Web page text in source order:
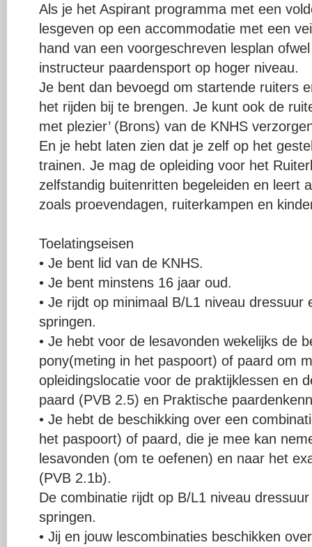
Als je het Aspirant programma met een
lesgeven op een accommodatie met een
hand van een voorgeschreven lesplan
instructeur paardensport op hoger niveau.
Je bent dan bevoegd om startende ruiters
het rijden bij te brengen. Je kunt ook de
met plezier’ (Brons) van de KNHS
En je hebt laten zien dat je zelf op het
trainen. Je mag de opleiding voor het
zelfstandig buitenritten begeleiden en leert
zoals proevendagen, ruiterkampen en
Toelatingseisen
• Je bent lid van de KNHS.
• Je bent minstens 16 jaar oud.
• Je rijdt op minimaal B/L1 niveau
springen.
• Je hebt voor de lesavonden wekelijks de
pony(meting in het paspoort) of paard om
opleidingslocatie voor de praktijklessen en
paard (PVB 2.5) en Praktische
• Je hebt de beschikking over een
het paspoort) of paard, die je mee kan
lesavonden (om te oefenen) en naar het
(PVB 2.1b).
De combinatie rijdt op B/L1 niveau
springen.
• Jij en jouw lescombinaties beschikken